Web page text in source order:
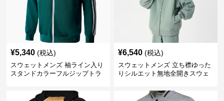
¥5,340 (税込)
スウェットメンズ 袖ライン入り
スタンドカラーフルジップトラ
¥6,540 (税込)
スウェットメンズ 立ち襟ゆった
りシルエット無地全開きスウェ